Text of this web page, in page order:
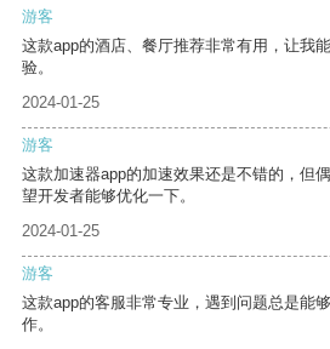
游客
这款app的酒店、餐厅推荐非常有用，让我
验。
2024-01-25
游客
这款加速器app的加速效果还是不错的，但
望开发者能够优化一下。
2024-01-25
游客
这款app的客服非常专业，遇到问题总是能
作。